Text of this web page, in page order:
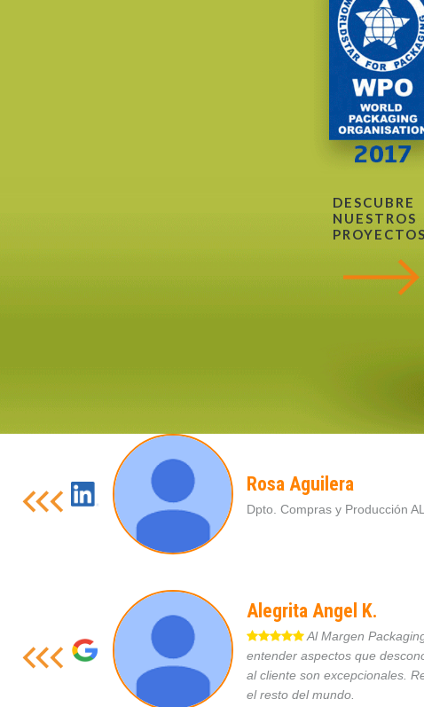
DESCUBRE
NUESTROS
PROYECTOS
Rosa Aguilera
Dpto. Compras y Producción
Alegrita Angel K.
Al Margen
entender aspectos que
al cliente son excepcionales.
el resto del mundo.